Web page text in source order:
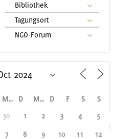
Bibliothek
Tagungsort
NGO-Forum
M D M D F S
S
30
1 2 3 4 5
7 8 9 10 11 12